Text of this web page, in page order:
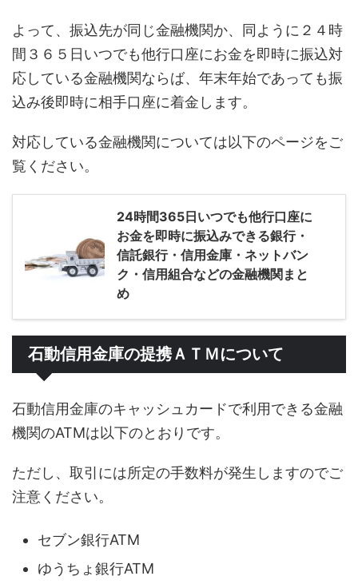
よって、振込先が同じ金融機関か、同ように２４時
間３６５日いつでも他行口座にお金を即時に振込対
応している金融機関ならば、年末年始であっても振
込み後即時に相手口座に着金します。
対応している金融機関については以下のページをご
覧ください。
24時間365日いつでも他行口座に
お金を即時に振込みできる銀行・
信託銀行・信用金庫・ネットバン
ク・信用組合などの金融機関まと
め
石動信用金庫の提携ＡＴＭについて
石動信用金庫のキャッシュカードで利用できる金融
機関のATMは以下のとおりです。
ただし、取引には所定の手数料が発生しますのでご
注意ください。
セブン銀行ATM
ゆうちょ銀行ATM